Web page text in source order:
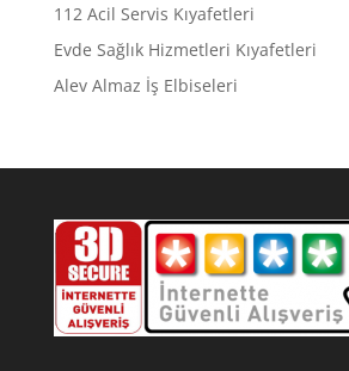
112 Acil Servis Kıyafetleri
Evde Sağlık Hizmetleri Kıyafetleri
Alev Almaz İş Elbiseleri